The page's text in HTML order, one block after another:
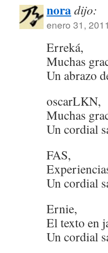
noradijo:
enero 31,
Erreká,
Muchas
Un abrazo
oscarLKN,
Muchas
Un cordial
FAS,
Un cordial
Ernie,
El texto en
Un cordial